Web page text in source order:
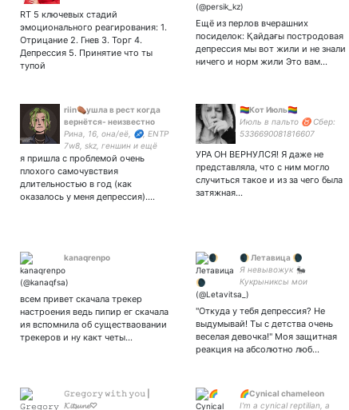
RT 5 ключевых стадий
эмоционального реагирования: 1.
Отрицание 2. Гнев 3. Торг 4.
Депрессия 5. Принятие что ты
тупой
эксбиционистка
Ещё из перлов вчерашних
посиделок: Қайдағы постродовая
депрессия мы вот жили и не знали
ничего и норм жили Это вам…
riin⚰️ушла в рест когда
вернётся- неизвестно
Рина, 16, она/её, ♐, ENTP
7w8, skz, геншин и ещё
много чего ✨ закрыто но
открыто -
я пришла с проблемой очень
плохого самочувствия
длительностью в год (как
оказалось у меня депрессия).…
🏳️‍🌈Кот Июль🏳️‍🌈
Июль в пальто ♉ Сбер:
5336690081816607
УРА ОН ВЕРНУЛСЯ! Я даже не
представляла, что с ним могло
случиться такое и из за чего была
затяжная…
kanaqrenpo
всем привет скачала трекер
настроения ведь пипир ег скачала
ия вспомнила об существаовании
трекеров и ну какт четы…
🌒 Летавица 🌘
Я невывожук 🐜
Кукрыниксы мои
Кукрыниксы Закрытый акк:
"Откуда у тебя депрессия? Не
выдумывай! Ты с детства очень
веселая девочка!" Моя защитная
реакция на абсолютно люб…
𝙶𝚛𝚎𝚐𝚘𝚛𝚢 𝚠𝚒𝚝𝚑 𝚢𝚘𝚞 |
𝓚𝓲𝓽𝓼𝓾𝓷𝓮♡
🌈Cynical chameleon
I'm a cynical reptilian, a